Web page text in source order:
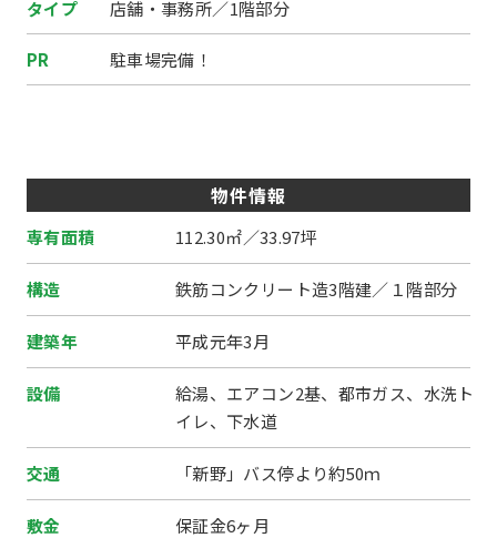
タイプ 店舗・事務所／1階部分
PR 駐車場完備！
物件情報
専有面積 112.30㎡／33.97坪
構造 鉄筋コンクリート造3階建／１階部分
建築年 平成元年3月
設備
給湯、エアコン2基、都市ガス、水洗ト
イレ、下水道
交通 「新野」バス停より約50ｍ
敷金 保証金6ヶ月